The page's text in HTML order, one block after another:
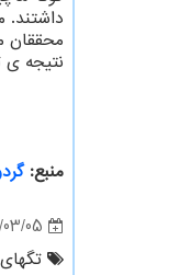
داشتند.
محققان
نتیجه ی
منبع:
03/05